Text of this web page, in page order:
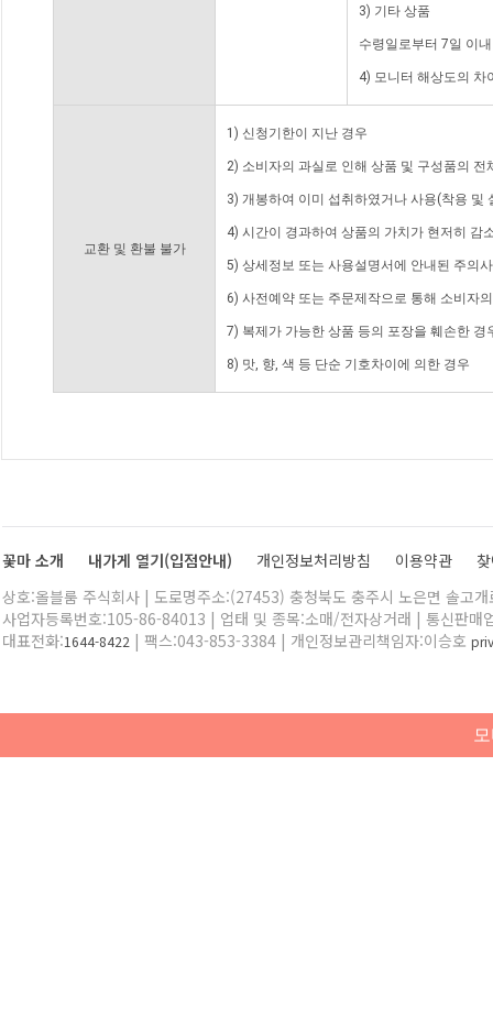
3) 기타 상품
수령일로부터 7일 이
4) 모니터 해상도의 차
교환 및 환불 불가
1) 신청기한이 지난 경우
2) 소비자의 과실로 인해 상품 및 구성품의
3) 개봉하여 이미 섭취하였거나 사용(착용 및
4) 시간이 경과하여 상품의 가치가 현저히 감
5) 상세정보 또는 사용설명서에 안내된 주의
6) 사전예약 또는 주문제작으로 통해 소비자
7) 복제가 가능한 상품 등의 포장을 훼손한 경
8) 맛, 향, 색 등 단순 기호차이에 의한 경우
꽃마 소개 내가게 열기(입점안내) 개인정보처리방침 이용약관
상호:올블룸 주식회사 | 도로명주소:(27453) 충청북도 충주시 노은면 솔고
사업자등록번호:105-86-84013 | 업태 및 종목:소매/전자상거래 | 통신판매
대표전화:1644-8422 | 팩스:043-853-3384 | 개인정보관리책임자:이승호